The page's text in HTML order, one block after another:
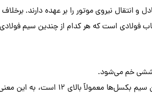
و انتقال نیروی موتور را بر عهده دارند.
از (معمولاً ۴ تا ۸) رشته طناب فولادی است که هر کدام از
خم می‌شود.
سیم بکسل‌ها معمولاً بالای ۱۲ است، به این